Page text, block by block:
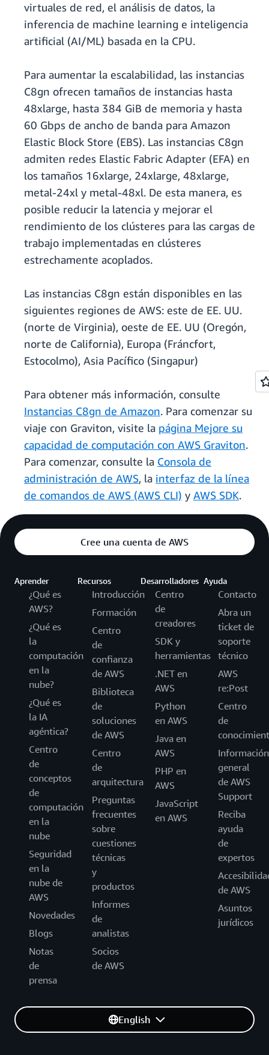
virtuales de red, el análisis de datos, la
inferencia de machine learning e inteligencia
artificial (AI/ML) basada en la CPU.
Para aumentar la escalabilidad, las instancias
C8gn ofrecen tamaños de instancias hasta
48xlarge, hasta 384 GiB de memoria y hasta
60 Gbps de ancho de banda para Amazon
Elastic Block Store (EBS). Las instancias C8gn
admiten redes Elastic Fabric Adapter (EFA) en
los tamaños 16xlarge, 24xlarge, 48xlarge,
metal-24xl y metal-48xl. De esta manera, es
posible reducir la latencia y mejorar el
rendimiento de los clústeres para las cargas de
trabajo implementadas en clústeres
estrechamente acoplados.
Las instancias C8gn están disponibles en las
siguientes regiones de AWS: este de EE. UU.
(norte de Virginia), oeste de EE. UU (Oregón,
norte de California), Europa (Fráncfort,
Estocolmo), Asia Pacífico (Singapur)
Para obtener más información, consulte
Instancias C8gn de Amazon. Para comenzar su
viaje con Graviton, visite la página Mejore su
capacidad de computación con AWS Graviton.
Para comenzar, consulte la Consola de
administración de AWS, la interfaz de la línea
de comandos de AWS (AWS CLI) y AWS SDK.
Cree una cuenta de AWS
Aprender
¿Qué es
AWS?
¿Qué es
la
computación
en la
nube?
¿Qué es
la IA
agéntica?
Centro
de
conceptos
de
computación
en la
nube
Seguridad
en la
nube de
AWS
Novedades
Blogs
Notas
de
prensa
Recursos
Introducción
Formación
Centro
de
confianza
de AWS
Biblioteca
de
soluciones
de AWS
Centro
de
arquitectura
Preguntas
frecuentes
sobre
cuestiones
técnicas
y
productos
Informes
de
analistas
Socios
de AWS
Desarrolladores
Centro
de
creadores
SDK y
herramientas
.NET en
AWS
Python
en AWS
Java en
AWS
PHP en
AWS
JavaScript
en AWS
Ayuda
Contacto
Abra un
ticket de
soporte
técnico
AWS
re:Post
Centro
de
Información
general
de AWS
Support
Reciba
ayuda
de
expertos
de AWS
Asuntos
jurídicos
English